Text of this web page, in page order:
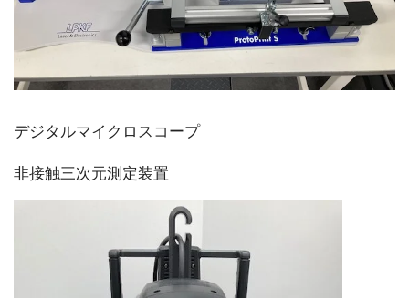
デジタルマイクロスコープ
非接触三次元測定装置